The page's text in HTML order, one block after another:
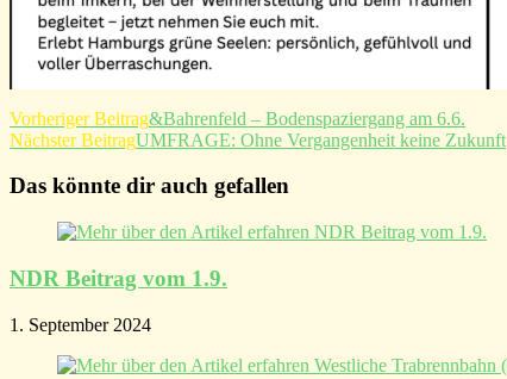
Weitere
Artikel
ansehen
Vorheriger Beitrag&Bahrenfeld – Bodenspaziergang am 6.6.
Nächster BeitragUMFRAGE: Ohne Vergangenheit keine Zukunft
Das könnte dir auch gefallen
NDR Beitrag vom 1.9.
1. September 2024